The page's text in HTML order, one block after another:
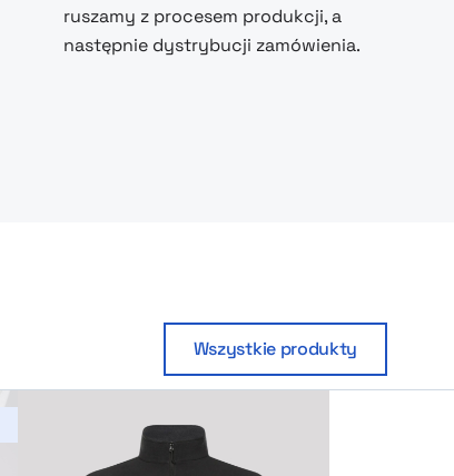
ruszamy z procesem produkcji, a
następnie dystrybucji zamówienia.
Wszystkie produkty